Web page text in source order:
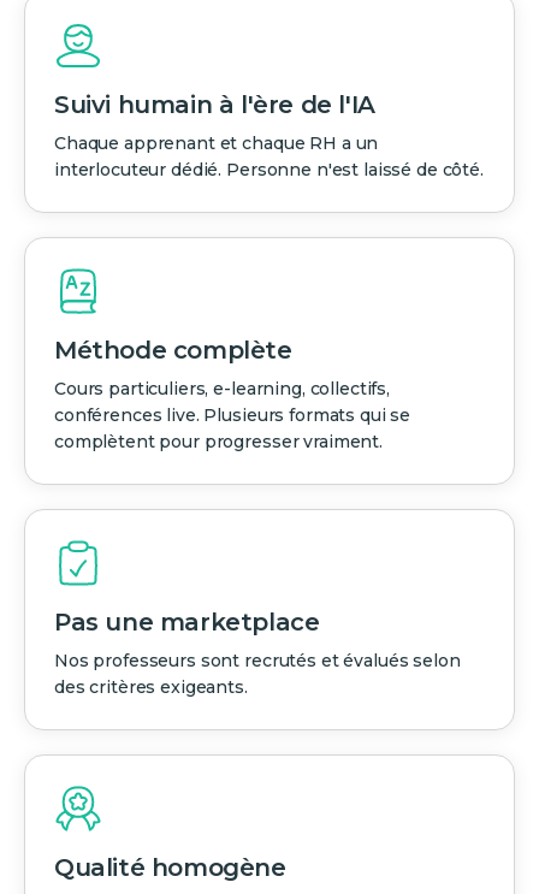
Suivi humain à l'ère de l'IA
Chaque apprenant et chaque RH a un
interlocuteur dédié. Personne n'est laissé de côté.
Méthode complète
Cours particuliers, e-learning, collectifs,
conférences live. Plusieurs formats qui se
complètent pour progresser vraiment.
Pas une marketplace
Nos professeurs sont recrutés et évalués selon
des critères exigeants.
Qualité homogène